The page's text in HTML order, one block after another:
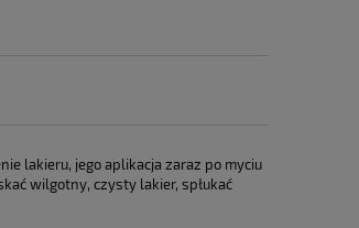
lakieru, jego aplikacja zaraz po myciu
wilgotny, czysty lakier, spłukać